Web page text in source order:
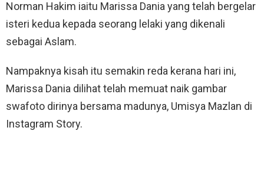
Norman Hakim iaitu Marissa Dania yang telah bergelar
isteri kedua kepada seorang lelaki yang dikenali
sebagai Aslam.
Nampaknya kisah itu semakin reda kerana hari ini,
Marissa Dania dilihat telah memuat naik gambar
swafoto dirinya bersama madunya, Umisya Mazlan di
Instagram Story.